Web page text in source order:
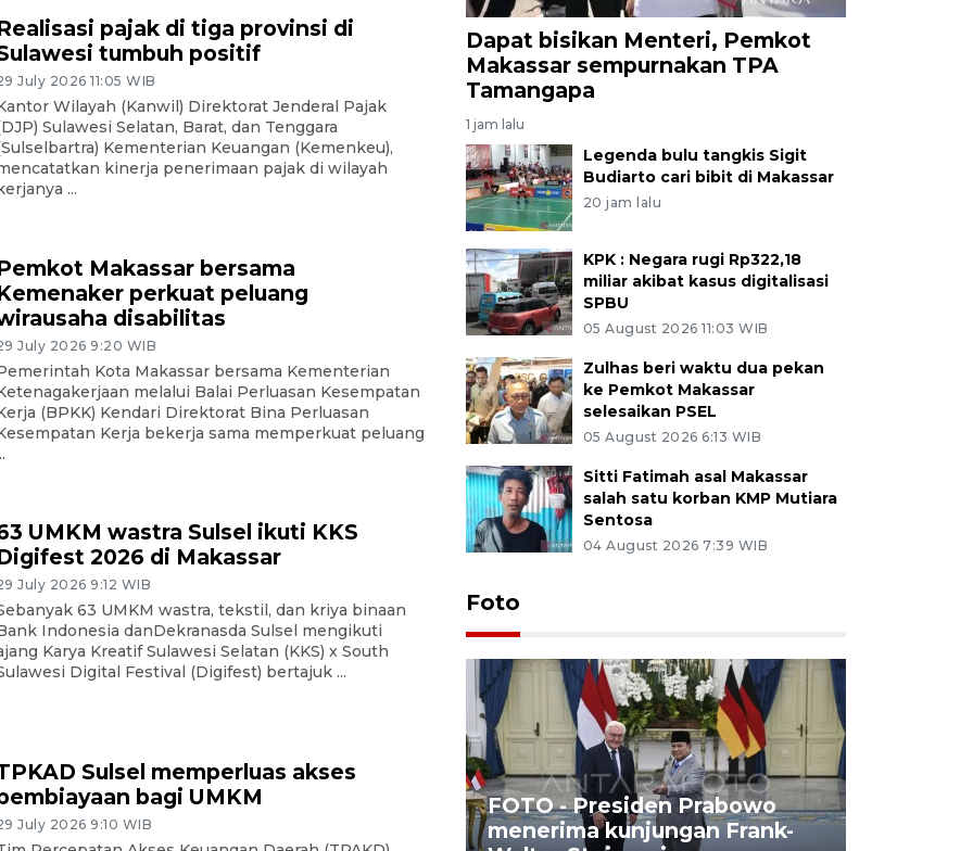
pajak di tiga provinsi di
tumbuh positif
July 2026 11:05 WIB
Wilayah (Kanwil) Direktorat Jenderal Pajak
Sulawesi Selatan, Barat, dan Tenggara
Kementerian Keuangan (Kemenkeu),
kinerja penerimaan pajak di wilayah
...
Makassar bersama
perkuat peluang
disabilitas
July 2026 9:20 WIB
Kota Makassar bersama Kementerian
melalui Balai Perluasan Kesempatan
(BPKK) Kendari Direktorat Bina Perluasan
Kerja bekerja sama memperkuat peluang
UMKM wastra Sulsel ikuti KKS
2026 di Makassar
July 2026 9:12 WIB
63 UMKM wastra, tekstil, dan kriya binaan
Indonesia danDekranasda Sulsel mengikuti
Karya Kreatif Sulawesi Selatan (KKS) x South
Digital Festival (Digifest) bertajuk ...
Sulsel memperluas akses
bagi UMKM
July 2026 9:10 WIB
Dapat bisikan Menteri, Pemkot
Makassar sempurnakan TPA
Tamangapa
1 jam lalu
Legenda bulu tangkis Sigit
Budiarto cari bibit di Makassar
20 jam lalu
KPK : Negara rugi Rp322,18
miliar akibat kasus digitalisasi
SPBU
05 August 2026 11:03 WIB
Zulhas beri waktu dua pekan
ke Pemkot Makassar
selesaikan PSEL
05 August 2026 6:13 WIB
Sitti Fatimah asal Makassar
salah satu korban KMP Mutiara
Sentosa
04 August 2026 7:39 WIB
Foto
FOTO - Kirab memperingati
HUT ke-80 Raja Keraton
FOTO - Presiden Prabowo
menerima kunjungan Frank-